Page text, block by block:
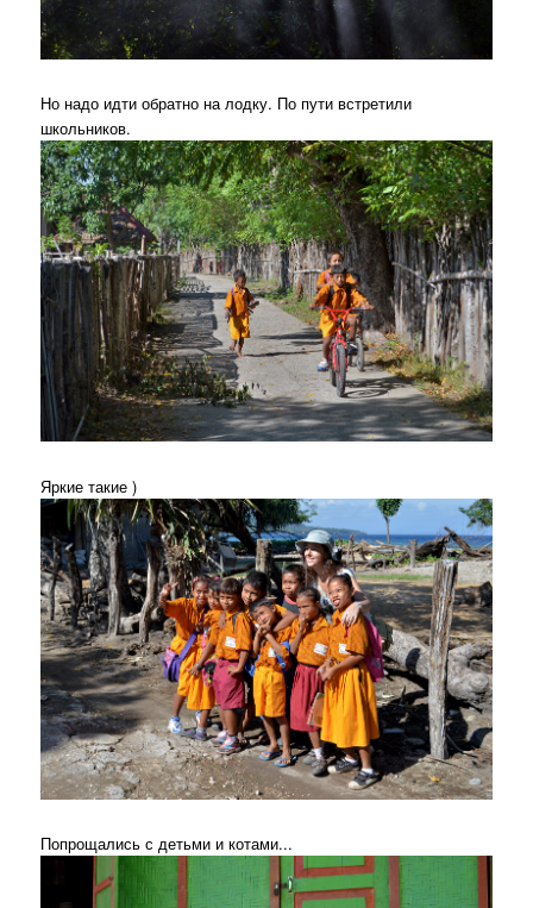
Но надо идти обратно на лодку. По пути встретили
школьников.
Яркие такие )
Попрощались с детьми и котами...